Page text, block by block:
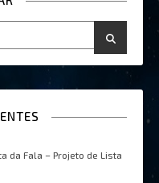
da Fala – Projeto de Lista